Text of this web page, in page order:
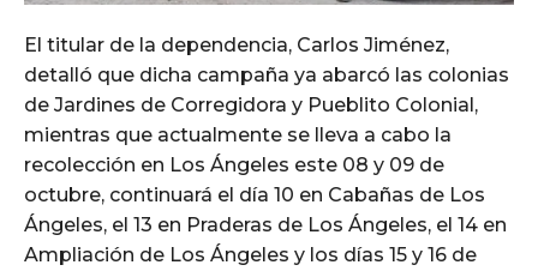
El titular de la dependencia, Carlos Jiménez,
detalló que dicha campaña ya abarcó las colonias
de Jardines de Corregidora y Pueblito Colonial,
mientras que actualmente se lleva a cabo la
recolección en Los Ángeles este 08 y 09 de
octubre, continuará el día 10 en Cabañas de Los
Ángeles, el 13 en Praderas de Los Ángeles, el 14 en
Ampliación de Los Ángeles y los días 15 y 16 de